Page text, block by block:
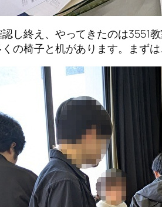
し終え、やってきたのは3551
の椅子と机があります。まず